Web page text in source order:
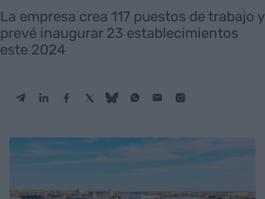
La empresa crea 117 puestos de trabajo y
prevé inaugurar 23 establecimientos
este 2024